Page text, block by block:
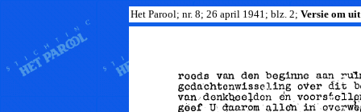
Het Parool; nr. 8; 26 april 1941; blz. 2; Versie om